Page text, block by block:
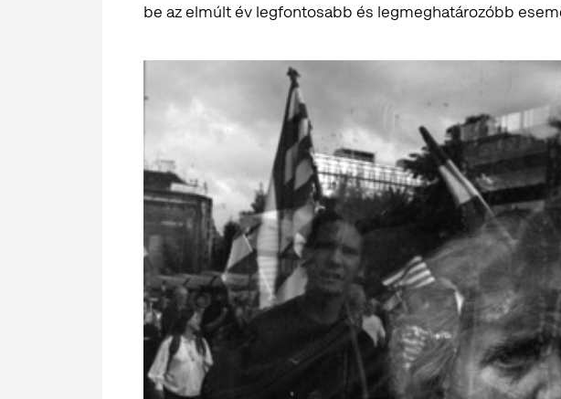
be az elmúlt év legfontosabb és legmeghatározóbb